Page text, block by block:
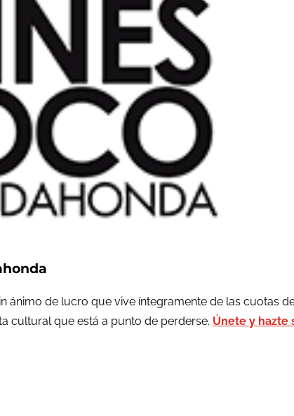
ánimo de lucro que vive íntegramente de las cuotas
cultural que está a punto de perderse. Únete y hazte